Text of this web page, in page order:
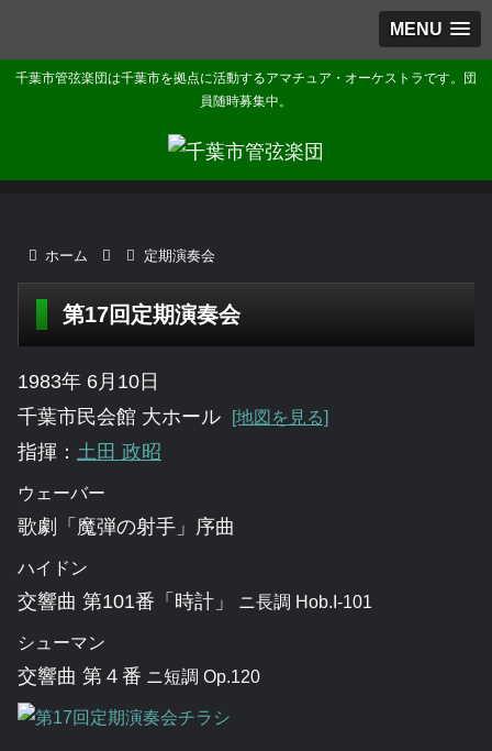
MENU
千葉市管弦楽団は千葉市を拠点に活動するアマチュア・オーケストラです。団
員随時募集中。
ホーム 定期演奏会
第17回定期演奏会
1983年 6月10日
千葉市民会館 大ホール
[地図を見る]
指揮： 土田 政昭
ウェーバー
歌劇「魔弾の射手」序曲
ハイドン
交響曲 第101番「時計」 ニ長調 Hob.I-101
シューマン
交響曲 第４番 ニ短調 Op.120